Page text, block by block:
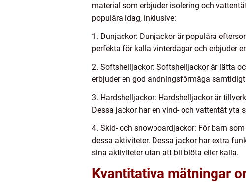
material som erbjuder isolering och
populära idag, inklusive:
1. Dunjackor: Dunjackor är populära
perfekta för kalla vinterdagar och erbjuder
2. Softshelljackor: Softshelljackor är lätta
erbjuder en god andningsförmåga
3. Hardshelljackor: Hardshelljackor är
Dessa jackor har en vind- och vattentät yta
4. Skid- och snowboardjackor: För barn
dessa aktiviteter. Dessa jackor har extra
sina aktiviteter utan att bli blöta eller kalla.
Kvantitativa mätningar